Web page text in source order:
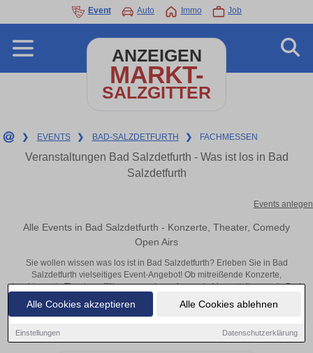
Alle Cookies akzeptieren Alle Cookies ablehnen
Einstellungen Datenschutzerklärung
Event Auto Immo Job
ANZEIGEN
MARKT-
SALZGITTER
❯ EVENTS ❯ BAD-SALZDETFURTH ❯ FACHMESSEN
Veranstaltungen Bad Salzdetfurth - Was ist los in Bad
Salzdetfurth
Events anlegen
Alle Events in Bad Salzdetfurth - Konzerte, Theater, Comedy
Open Airs
Sie wollen wissen was los ist in Bad Salzdetfurth? Erleben Sie in Bad
Salzdetfurth vielseitiges Event-Angebot! Ob mitreißende Konzerte,
inspirierende Theateraufführungen oder aufregende Veranstaltungen in Bad
Salzdetfurth – hier finden alles im Überblick und Tickets.